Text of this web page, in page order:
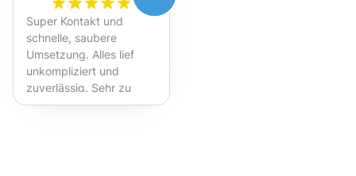
Super Kontakt und
schnelle, saubere
Umsetzung. Alles lief
unkompliziert und
zuverlässig. Sehr zu
empfehlen!